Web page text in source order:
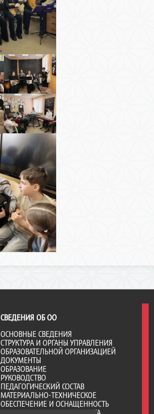
СВЕДЕНИЯ ОБ ОО
ОСНОВНЫЕ СВЕДЕНИЯ
СТРУКТУРА И ОРГАНЫ УПРАВЛЕНИЯ
ОБРАЗОВАТЕЛЬНОЙ ОРГАНИЗАЦИЕЙ
ДОКУМЕНТЫ
ОБРАЗОВАНИЕ
РУКОВОДСТВО
ПЕДАГОГИЧЕСКИЙ СОСТАВ
МАТЕРИАЛЬНО-ТЕХНИЧЕСКОЕ
ОБЕСПЕЧЕНИЕ И ОСНАЩЕННОСТЬ